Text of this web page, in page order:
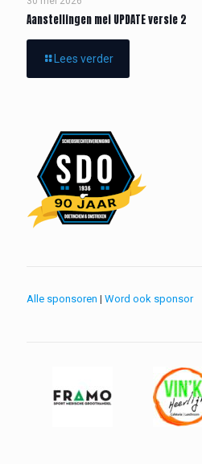
Aanstellingen mei UPDATE versie 2
Lees verder
Alle sponsoren | Word ook sponsor